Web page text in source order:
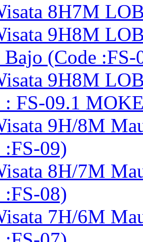
8H7M
9H8M
Bajo (Code
9H8M
: FS-09.1
9H/8M
09)
8H/7M
08)
7H/6M